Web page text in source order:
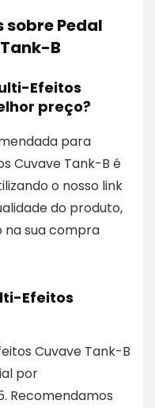
sobre Pedal
B
Efeitos
preço?
para
Cuvave Tank-B é
o nosso link
do produto,
sua compra
Efeitos
Cuvave Tank-B
por
Recomendamos